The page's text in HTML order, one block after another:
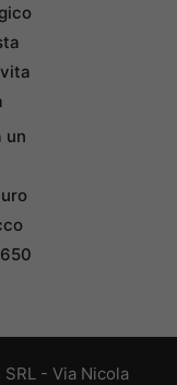
un
- Via Nicola